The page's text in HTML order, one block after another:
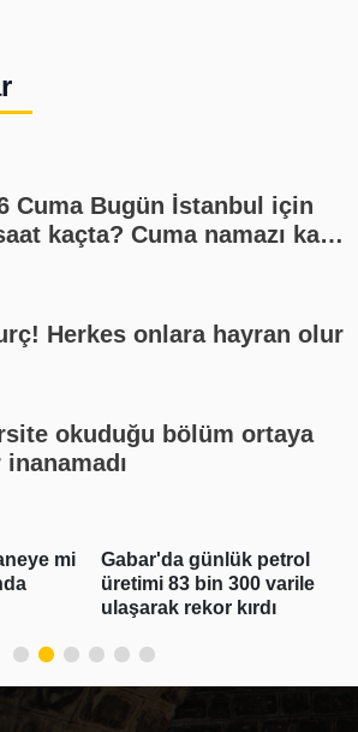
Cuma Bugün İstanbul için
kaçta? Cuma namazı kaç
Herkes onlara hayran olur
okuduğu bölüm ortaya
inanamadı
mi
Gabar'da günlük petrol
üretimi 83 bin 300 varile
ulaşarak rekor kırdı